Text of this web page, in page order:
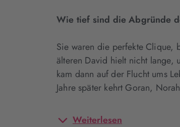
Wie tief sind die Abgründe
Sie waren die perfekte Clique,
älteren David hielt nicht lange,
kam dann auf der Flucht ums
Jahre später kehrt Goran,
Weiterlesen